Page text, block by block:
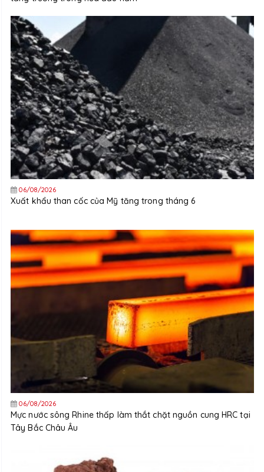
06/08/2026
Xuất khẩu than cốc của Mỹ tăng trong tháng 6
06/08/2026
Mực nước sông Rhine thấp làm thắt chặt nguồn cung HRC tại
Tây Bắc Châu Âu